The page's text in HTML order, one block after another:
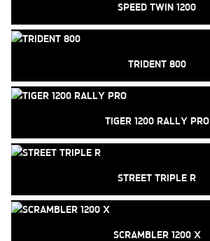
SPEED TWIN 1200
TRIDENT 800
TIGER 1200 RALLY PRO
STREET TRIPLE R
SCRAMBLER 1200 X